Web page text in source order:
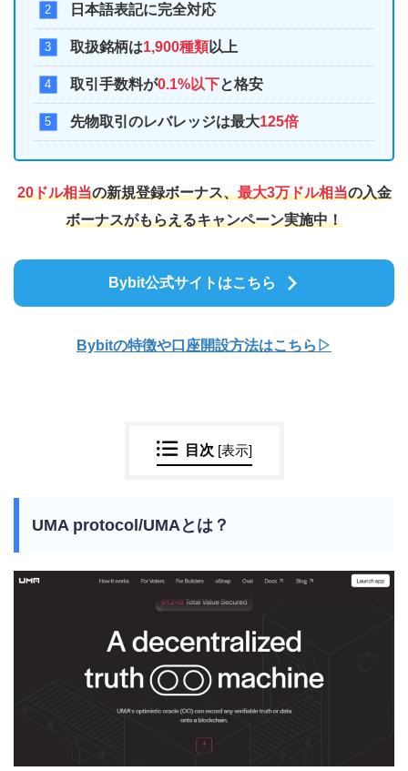
日本語表記に完全対応
取扱銘柄は1,900種類以上
取引手数料が0.1%以下と格安
先物取引のレバレッジは最大125倍
20ドル相当の新規登録ボーナス、最大3万ドル相当の入金
ボーナスがもらえるキャンペーン実施中！
Bybit公式サイトはこちら
Bybitの特徴や口座開設方法はこちら▷
目次 [表示]
UMA protocol/UMAとは？